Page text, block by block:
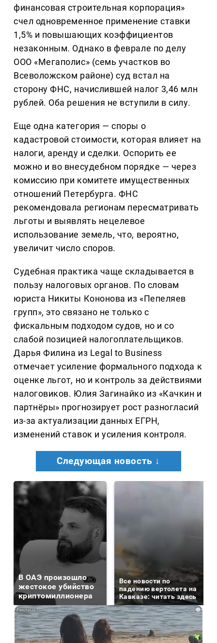
финансовая строительная корпорация»
счел одновременное применение ставки
1,5% и повышающих коэффициентов
незаконным. Однако в феврале по делу
ООО «Мегаполис» (семь участков во
Всеволожском районе) суд встал на
сторону ФНС, начислившей налог 3,46 млн
рублей. Оба решения не вступили в силу.
Еще одна категория — споры о
кадастровой стоимости, которая влияет на
налоги, аренду и сделки. Оспорить ее
можно и во внесудебном порядке — через
комиссию при комитете имущественных
отношений Петербурга. ФНС
рекомендовала регионам пересматривать
льготы и выявлять нецелевое
использование земель, что, вероятно,
увеличит число споров.
Судебная практика чаще складывается в
пользу налоговых органов. По словам
юриста Никиты Кононова из «Пепеляев
групп», это связано не только с
фискальным подходом судов, но и со
слабой позицией налогоплательщиков.
Дарья Филина из Legal to Business
отмечает усиление формального подхода к
оценке льгот, но и контроль за действиями
налоговиков. Юлия Загинайко из «Качкин и
партнёры» прогнозирует рост разногласий
из-за актуализации данных ЕГРН,
изменений ставок и усиления контроля.
Следующая новость ↓
В ОАЭ произошло
жестокое убийство
криптомиллионера
Все новости по
падению вертолета на
Кавказе: читать здесь
i